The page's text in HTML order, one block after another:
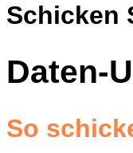
Schicken
Daten-
So